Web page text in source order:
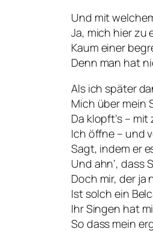
Und mit
Ja, mich hier zu
Kaum einer
Denn man hat
Als ich später
Mich über mein
Da klopft’s –
Ich öffne – und
Sagt, indem er
Und ahn‘, dass
Doch mir, der ja
Ist solch ein
Ihr Singen hat
So dass mein